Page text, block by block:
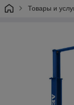
Товары и